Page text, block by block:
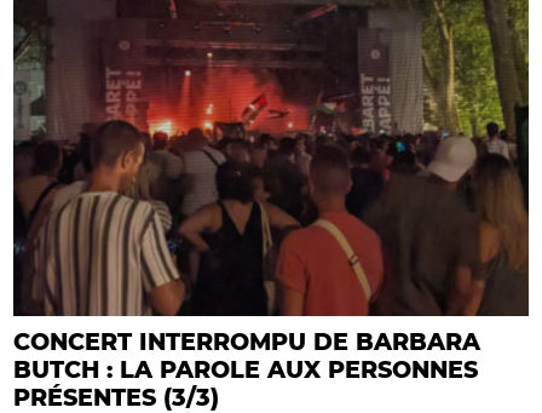
CONCERT INTERROMPU DE BARBARA
BUTCH : LA PAROLE AUX PERSONNES
PRÉSENTES (3/3)